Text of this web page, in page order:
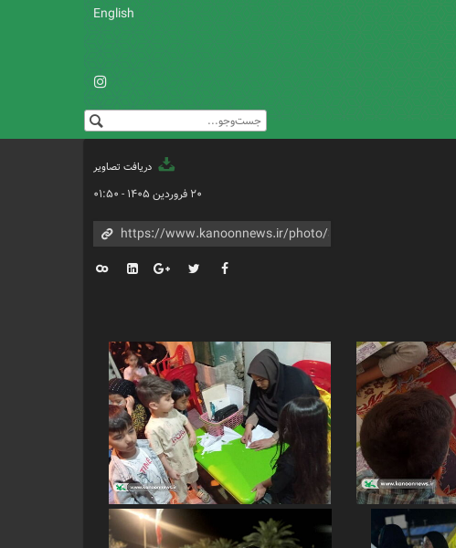
English
دریافت تصاویر
۲۰ فروردین ۱۴۰۵ - ۰۱:۵۰